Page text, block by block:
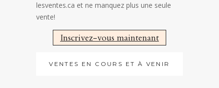
lesventes.ca et ne manquez plus une seule
vente!
Inscrivez-vous maintenant
VENTES EN COURS ET À VENIR